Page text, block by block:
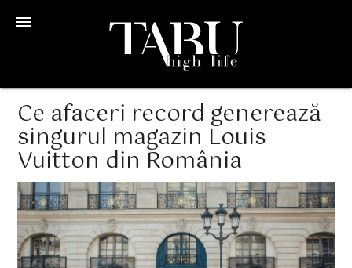
menu
Ce afaceri record generează
singurul magazin Louis
Vuitton din România